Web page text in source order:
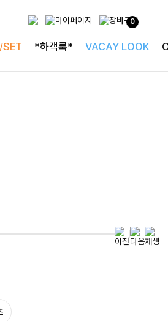
0
SET *하객룩* VACAY LOOK
성되는
원피스SET